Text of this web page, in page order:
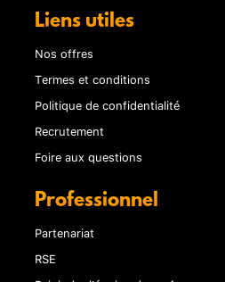
Liens utiles
Nos offres
Termes et conditions
Politique de confidentialité
Recrutement
Foire aux questions
Professionnel
Partenariat
RSE